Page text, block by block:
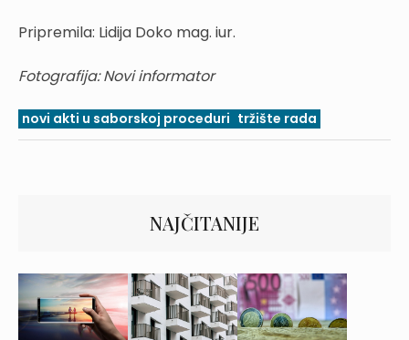
Pripremila: Lidija Doko mag. iur.
Fotografija: Novi informator
novi akti u saborskoj proceduri tržište rada
NAJČITANIJE